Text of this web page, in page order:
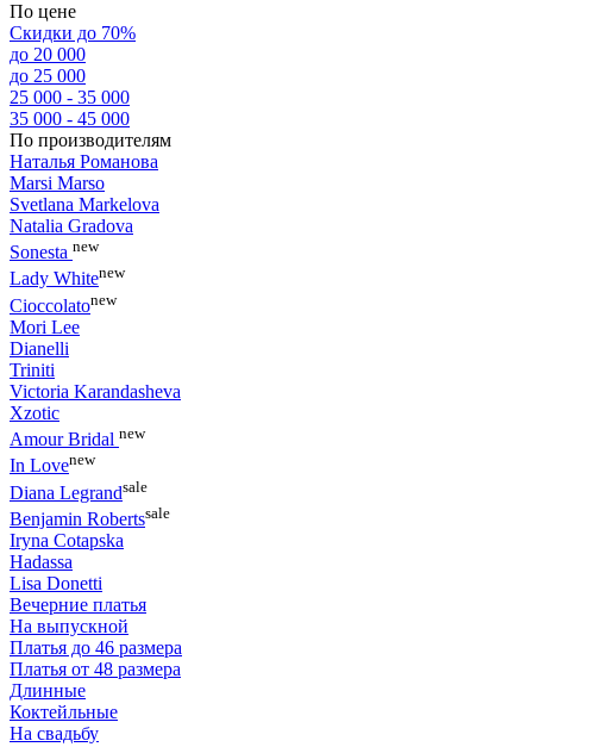
По цене
Скидки до 70%
до 20 000
до 25 000
25 000 - 35 000
35 000 - 45 000
По производителям
Наталья Романова
Marsi Marsо
Svetlana Markelova
Natalia Gradova
Sonesta new
Lady Whitenew
Cioccolatonew
Mori Lee
Dianelli
Triniti
Victoria Karandasheva
Xzotic
Amour Bridal new
In Lovenew
Diana Legrandsale
Benjamin Robertssale
Iryna Cotapska
Hadassa
Lisa Donetti
Вечерние платья
На выпускной
Платья до 46 размера
Платья от 48 размера
Длинные
Коктейльные
На свадьбу